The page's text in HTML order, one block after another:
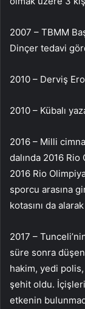
2007 – TBMM
Dinçer tedavi
2010 – Derviş
2010 – Kübalı
2016 – Milli
dalında 2016 Rio
2016 Rio
sporcu arasına
kotasını da
2017 –
süre sonra
hakim, yedi
şehit oldu.
etkenin